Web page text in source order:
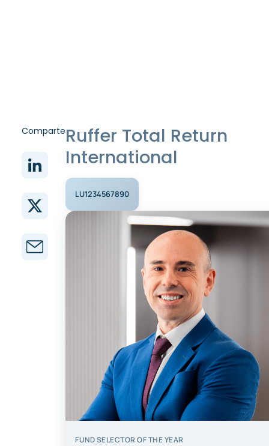
ComparteRuffer Total Return
International
LU1234567890
FUND SELECTOR OF THE YEAR